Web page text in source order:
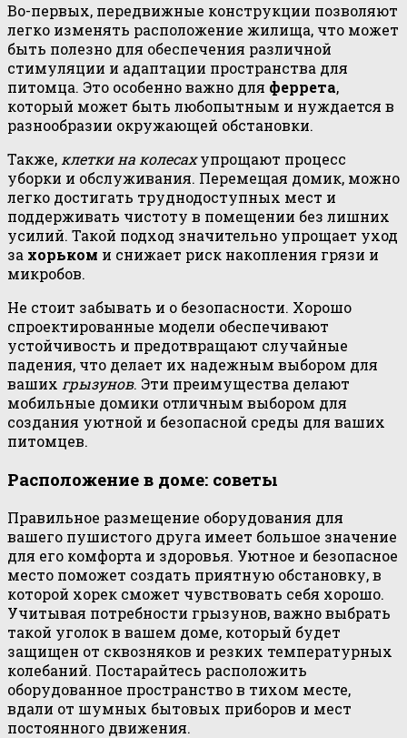
Во-первых, передвижные конструкции позволяют
легко изменять расположение жилища, что может
быть полезно для обеспечения различной
стимуляции и адаптации пространства для
питомца. Это особенно важно для феррета,
который может быть любопытным и нуждается в
разнообразии окружающей обстановки.
Также, клетки на колесахупрощают процесс
уборки и обслуживания. Перемещая домик, можно
легко достигать труднодоступных мест и
поддерживать чистоту в помещении без лишних
усилий. Такой подход значительно упрощает уход
за хорьком и снижает риск накопления грязи и
микробов.
Не стоит забывать и о безопасности. Хорошо
спроектированные модели обеспечивают
устойчивость и предотвращают случайные
падения, что делает их надежным выбором для
ваших грызунов. Эти преимущества делают
мобильные домики отличным выбором для
создания уютной и безопасной среды для ваших
питомцев.
Расположение в доме: советы
Правильное размещение оборудования для
вашего пушистого друга имеет большое значение
для его комфорта и здоровья. Уютное и безопасное
место поможет создать приятную обстановку, в
которой хорек сможет чувствовать себя хорошо.
Учитывая потребности грызунов, важно выбрать
такой уголок в вашем доме, который будет
защищен от сквозняков и резких температурных
колебаний. Постарайтесь расположить
оборудованное пространство в тихом месте,
вдали от шумных бытовых приборов и мест
постоянного движения.